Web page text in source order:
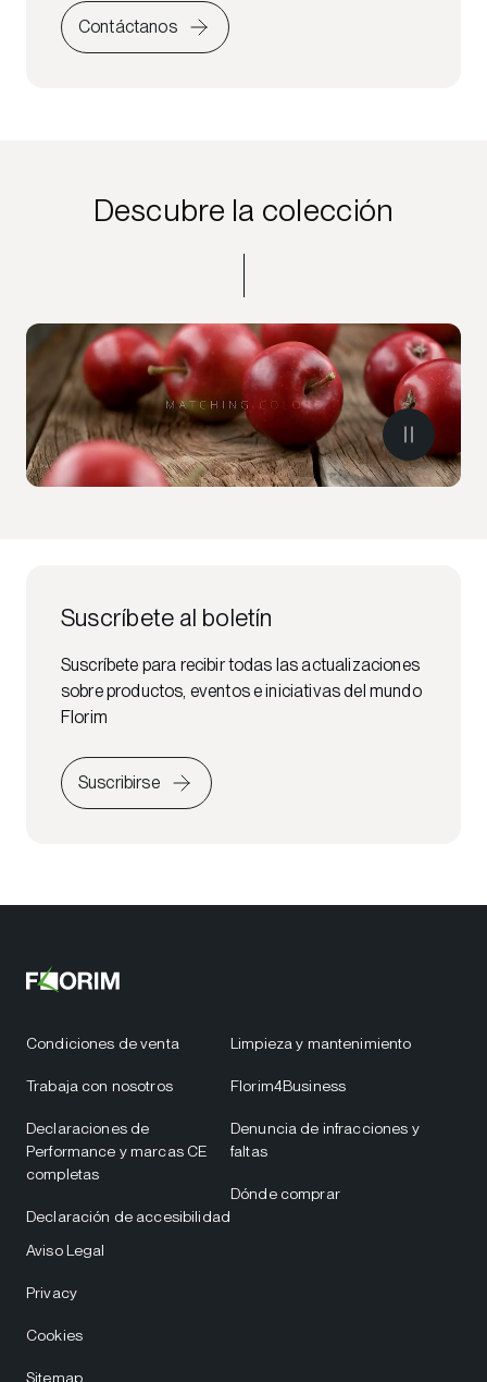
Contáctanos
Descubre la colección
Suscríbete al boletín
Suscríbete para recibir todas las actualizaciones
sobre productos, eventos e iniciativas del mundo
Florim
Suscribirse
Condiciones de venta
Trabaja con nosotros
Declaraciones de
Performance y marcas CE
completas
Declaración de accesibilidad
Limpieza y mantenimiento
Florim4Business
Denuncia de infracciones y
faltas
Dónde comprar
Aviso Legal
Privacy
Cookies
Sitemap